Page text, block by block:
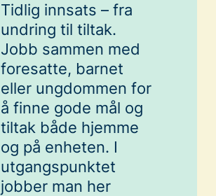
Tidlig innsats – fra
undring til tiltak.
Jobb sammen med
foresatte, barnet
eller ungdommen for
å finne gode mål og
tiltak både hjemme
og på enheten. I
utgangspunktet
jobber man her